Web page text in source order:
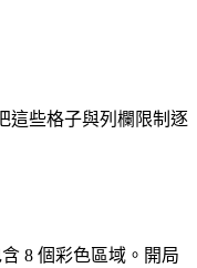
這些格子與列欄限制逐
8 個彩色區域。開局